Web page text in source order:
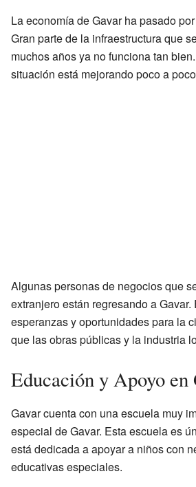
La economía de Gavar ha pasado
Gran parte de la infraestructura que
muchos años ya no funciona tan
situación está mejorando poco a
Algunas personas de negocios que
extranjero están regresando a Gavar.
esperanzas y oportunidades para la
que las obras públicas y la industria
Educación y Apoyo en
Gavar cuenta con una escuela muy
especial de Gavar. Esta escuela es
está dedicada a apoyar a niños con
educativas especiales.